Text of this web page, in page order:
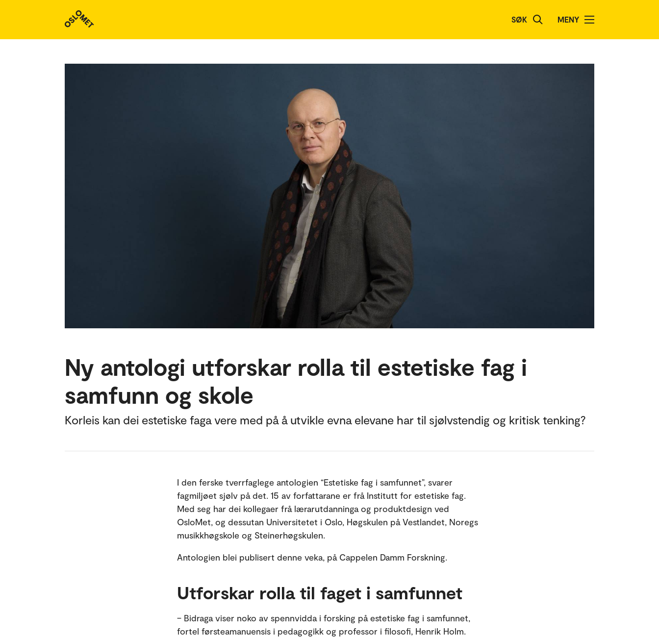
SØK MENY
Ny antologi utforskar rolla til estetiske fag i
samfunn og skole
Korleis kan dei estetiske faga vere med på å utvikle evna elevane har til sjølvstendig og kritisk tenking?
I den ferske tverrfaglege antologien “Estetiske fag i samfunnet”, svarer
fagmiljøet sjølv på det. 15 av forfattarane er frå Institutt for estetiske fag.
Med seg har dei kollegaer frå lærarutdanninga og produktdesign ved
OsloMet, og dessutan Universitetet i Oslo, Høgskulen på Vestlandet, Noregs
musikkhøgskole og Steinerhøgskulen.
Antologien blei publisert denne veka, på Cappelen Damm Forskning.
Utforskar rolla til faget i samfunnet
– Bidraga viser noko av spennvidda i forsking på estetiske fag i samfunnet,
fortel førsteamanuensis i pedagogikk og professor i filosofi, Henrik Holm.